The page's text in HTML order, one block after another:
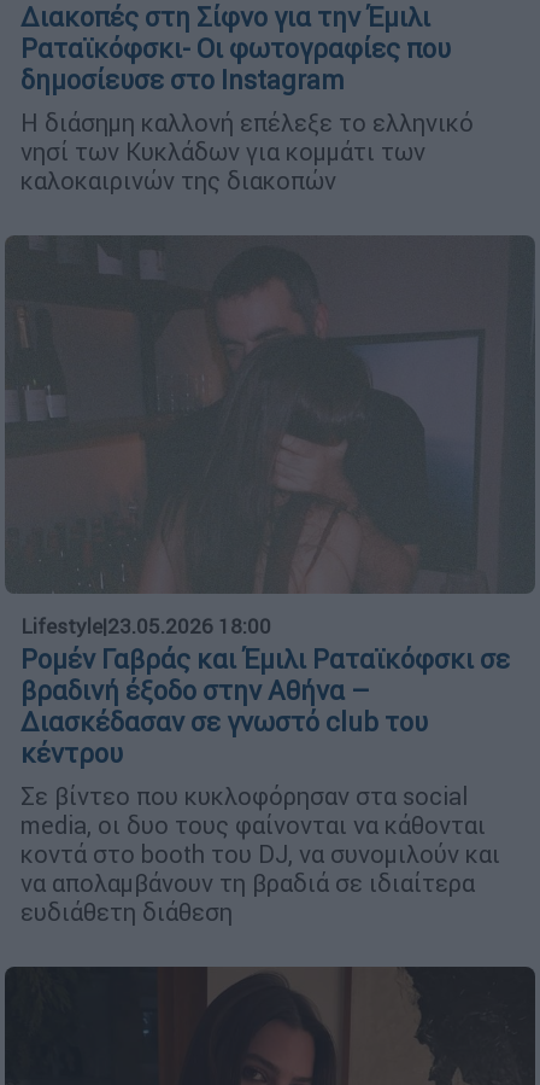
Διακοπές στη Σίφνο για την Έμιλι
Ραταϊκόφσκι- Οι φωτογραφίες που
δημοσίευσε στο Instagram
Η διάσημη καλλονή επέλεξε το ελληνικό
νησί των Κυκλάδων για κομμάτι των
καλοκαιρινών της διακοπών
Lifestyle|23.05.2026 18:00
Ρομέν Γαβράς και Έμιλι Ραταϊκόφσκι σε
βραδινή έξοδο στην Αθήνα –
Διασκέδασαν σε γνωστό club του
κέντρου
Σε βίντεο που κυκλοφόρησαν στα social
media, οι δυο τους φαίνονται να κάθονται
κοντά στο booth του DJ, να συνομιλούν και
να απολαμβάνουν τη βραδιά σε ιδιαίτερα
ευδιάθετη διάθεση